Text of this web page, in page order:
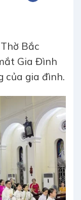
Bắc
Gia Đình
của gia đình.